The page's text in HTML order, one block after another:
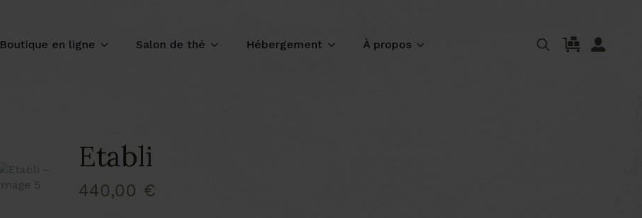
Boutique en ligne Salon de thé Hébergement
À propos
Etabli
440,00 €